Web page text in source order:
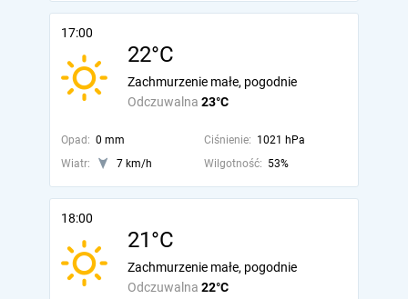
17:00
22°C
Odczuwalna 23°C
Zachmurzenie małe, pogodnie
Opad: 0 mm Ciśnienie: 1021 hPa
Wiatr:
7 km/h Wilgotność: 53%
18:00
21°C
Odczuwalna 22°C
Zachmurzenie małe, pogodnie